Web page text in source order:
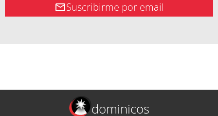
Suscribirme por email
dominicos